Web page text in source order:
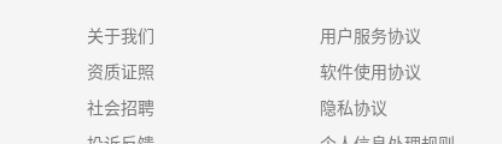
关于我们
资质证照
社会招聘
用户服务协议
软件使用协议
隐私协议